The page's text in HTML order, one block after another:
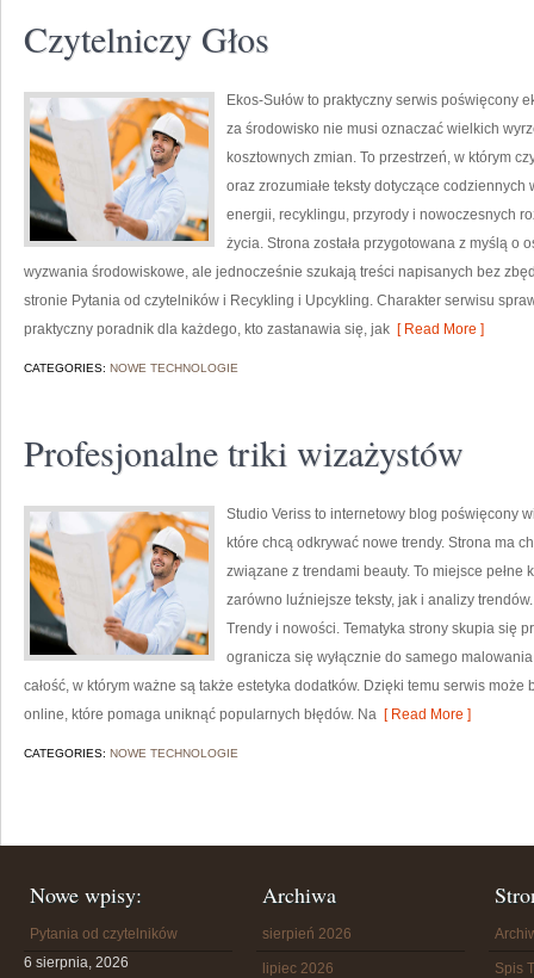
Czytelniczy Głos
Ekos-Sułów to praktyczny serwis poświęcony
za środowisko nie musi oznaczać wielkich
kosztownych zmian. To przestrzeń, w którym
oraz zrozumiałe teksty dotyczące
energii, recyklingu, przyrody i nowoczesnych
życia. Strona została przygotowana z myślą o
wyzwania środowiskowe, ale jednocześnie szukają treści napisanych bez
stronie Pytania od czytelników i Recykling i Upcykling. Charakter serwisu
praktyczny poradnik dla każdego, kto zastanawia się, jak [ Read More ]
CATEGORIES: NOWE TECHNOLOGIE
Profesjonalne triki wizażystów
Studio Veriss to internetowy blog poświęcony
które chcą odkrywać nowe trendy. Strona ma
związane z trendami beauty. To miejsce
zarówno luźniejsze teksty, jak i analizy
Trendy i nowości. Tematyka strony skupia się
ogranicza się wyłącznie do samego
całość, w którym ważne są także estetyka dodatków. Dzięki temu serwis
online, które pomaga uniknąć popularnych błędów. Na [ Read More ]
CATEGORIES: NOWE TECHNOLOGIE
Nowe wpisy:
Pytania od czytelników
6 sierpnia, 2026
Archiwa
sierpień 2026
lipiec 2026 Spis